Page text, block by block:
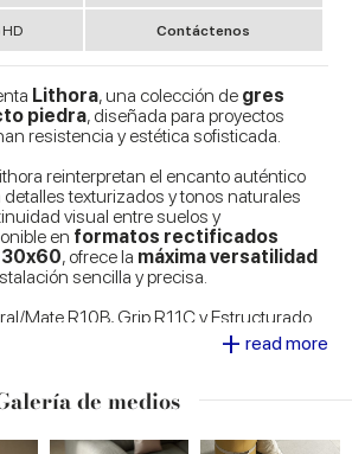
Contáctenos
Lithora, una colección de gres
piedra, diseñada para proyectos
resistencia y estética sofisticada.
reinterpretan el encanto auténtico
detalles texturizados y tonos naturales
visual entre suelos y
en formatos rectificados
, ofrece la máxima versatilidad
sencilla y precisa.
Mate R10B, Grip R11C y Estructurado
contemporáneos,
+ read more
de medios